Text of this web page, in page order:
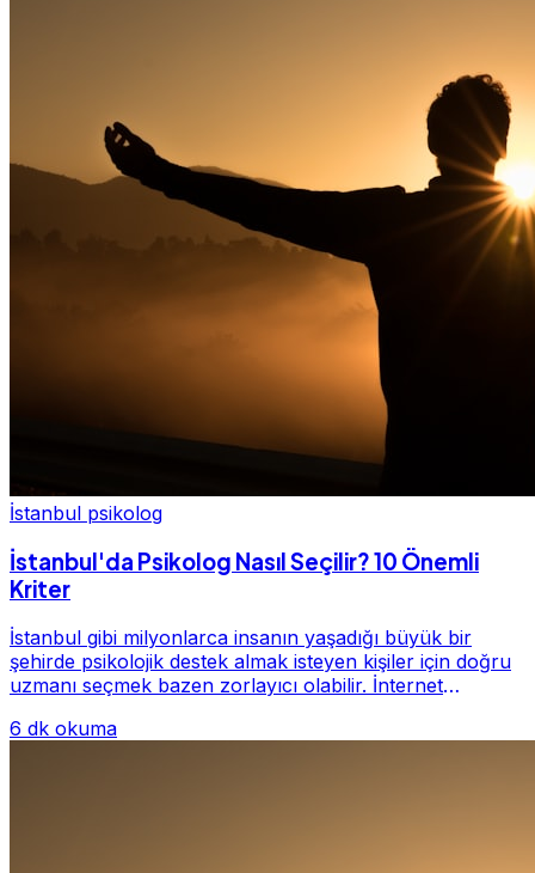
İstanbul psikolog
İstanbul'da Psikolog Nasıl Seçilir? 10 Önemli
Kriter
İstanbul gibi milyonlarca insanın yaşadığı büyük bir
şehirde psikolojik destek almak isteyen kişiler için doğru
uzmanı seçmek bazen zorlayıcı olabilir. İnternet
6 dk okuma